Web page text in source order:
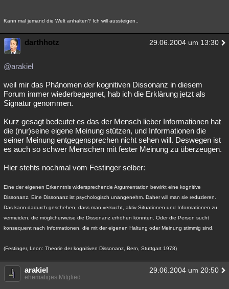
Kann mal jemand die Welt anhalten? Ich will aussteigen..
darthhotz 29.06.2004 um 13:30
@arakiel
weil mir das Phänomen der kognitiven Dissonanz in diesem
Forum immer wiederbegegnet, hab ich die Erklärung jetzt als
Signatur genommen.
Kurz gesagt bedeutet es das der Mensch lieber Informationen hat
die (nur)seine eigene Meinung stützen, und Informationen die
seiner Meinung entgegensprechen nicht sehen will. Deswegen ist
es auch so schwer Menschen mit fester Meinung zu überzeugen.
Hier stehts nochmal vom Festinger selber:
Eine der eigenen Erkenntnis widersprechende Argumentation bewirkt eine kognitive
Dissonanz. Eine Dissonanz ist psychologisch unangenehm. Daher will man sie reduzieren.
Das kann dadurch geschehen, dass man versucht, aktiv Situationen und Informationen zu
vermeiden, die möglicherweise die Dissonanz erhöhen könnten. Oder die Person sucht
konsequent nach Informationen, die mit der eigenen Haltung oder Meinung stimmig sind.
(Festinger, Leon: Theorie der kognitiven Dissonanz, Bern, Stuttgart 1978)
arakiel 29.06.2004 um 20:50
ehemaliges Mitglied